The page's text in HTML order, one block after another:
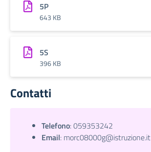
5P
643 KB
5S
396 KB
Contatti
Telefono:059353242
Email: morc08000g@istruzione.it